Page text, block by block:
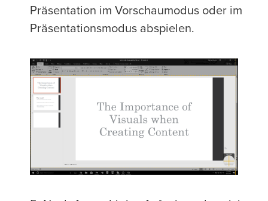
Präsentation im Vorschaumodus oder im
Präsentationsmodus abspielen.